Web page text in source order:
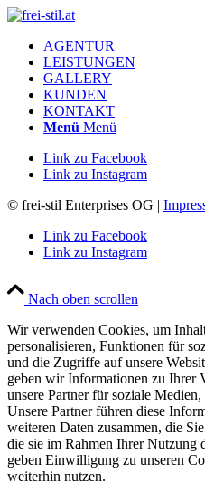
AGENTUR
LEISTUNGEN
GALLERY
KUNDEN
KONTAKT
Menü Menü
Link zu Facebook
Link zu Instagram
© frei-stil Enterprises OG |
Link zu Facebook
Link zu Instagram
Nach oben scrollen
Wir verwenden Cookies, um
personalisieren, Funktionen für
und die Zugriffe auf unsere
geben wir Informationen zu Ihrer
unsere Partner für soziale
Unsere Partner führen diese
weiteren Daten zusammen, die
die sie im Rahmen Ihrer Nutzung
geben Einwilligung zu unseren
weiterhin nutzen.